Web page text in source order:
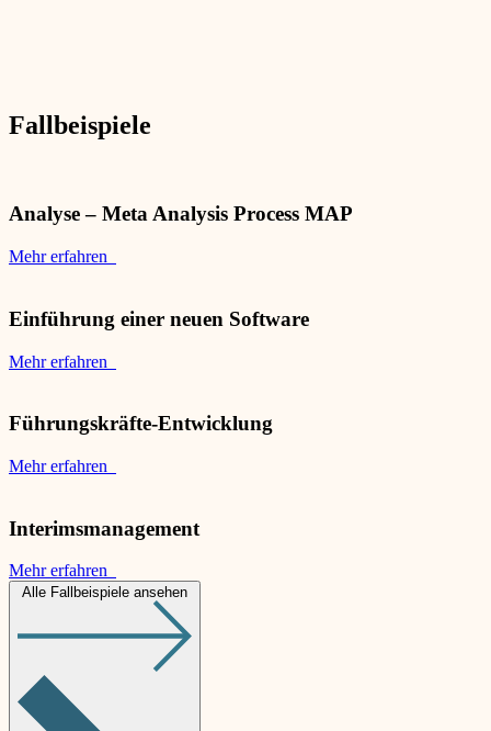
Fallbeispiele
Analyse – Meta Analysis Process MAP
Mehr erfahren
Einführung einer neuen Software
Mehr erfahren
Führungskräfte-Entwicklung
Mehr erfahren
Interimsmanagement
Mehr erfahren
Alle Fallbeispiele ansehen